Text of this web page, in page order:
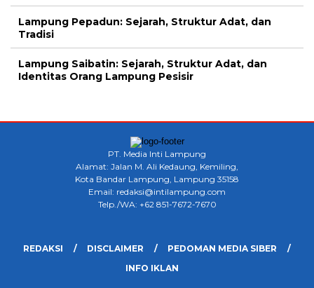
Lampung Pepadun: Sejarah, Struktur Adat, dan
Tradisi
Lampung Saibatin: Sejarah, Struktur Adat, dan
Identitas Orang Lampung Pesisir
PT. Media Inti Lampung
Alamat: Jalan M. Ali Kedaung, Kemiling,
Kota Bandar Lampung, Lampung 35158
Email: redaksi@intilampung.com
Telp./WA: +62 851-7672-7670
REDAKSI DISCLAIMER
PEDOMAN MEDIA SIBER
INFO IKLAN